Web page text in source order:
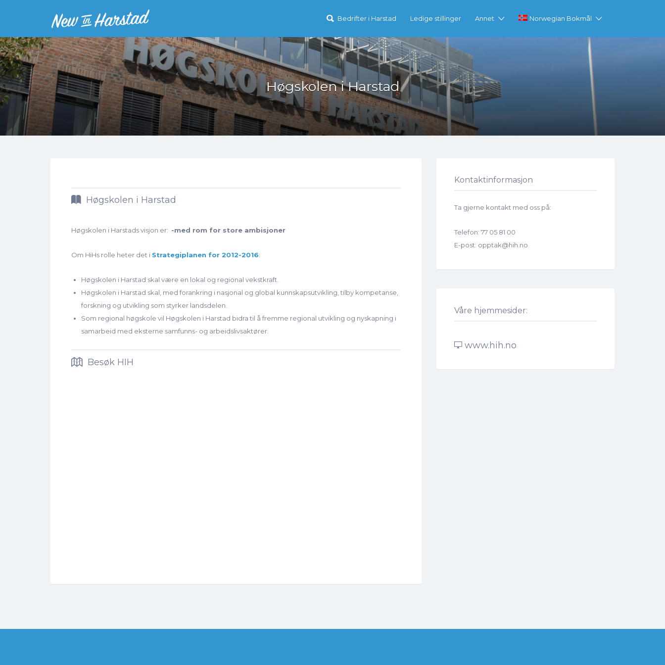
Bedrifter i Harstad Ledige stillinger Annet Norwegian Bokmål
Høgskolen i Harstad
Høgskolen i Harstad
Høgskolen i Harstads visjon er: -med rom for store ambisjoner
Om HiHs rolle heter det i Strategiplanen for 2012-2016:
Høgskolen i Harstad skal være en lokal og regional vekstkraft.
Høgskolen i Harstad skal, med forankring i nasjonal og global kunnskapsutvikling, tilby kompetanse,
forskning og utvikling som styrker landsdelen.
Som regional høgskole vil Høgskolen i Harstad bidra til å fremme regional utvikling og nyskapning i
samarbeid med eksterne samfunns- og arbeidslivsaktører.
Besøk HIH
Kontaktinformasjon
Ta gjerne kontakt med oss på:
Telefon: 77 05 81 00
E-post: opptak@hih.no
Våre hjemmesider:
www.hih.no